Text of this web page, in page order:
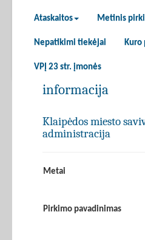
Ataskaitos Metinis
Nepatikimi tiekėjai Kuro
VPĮ 23 str. įmonės
informacija
Klaipėdos miesto
administracija
Metai
Pirkimo pavadinimas